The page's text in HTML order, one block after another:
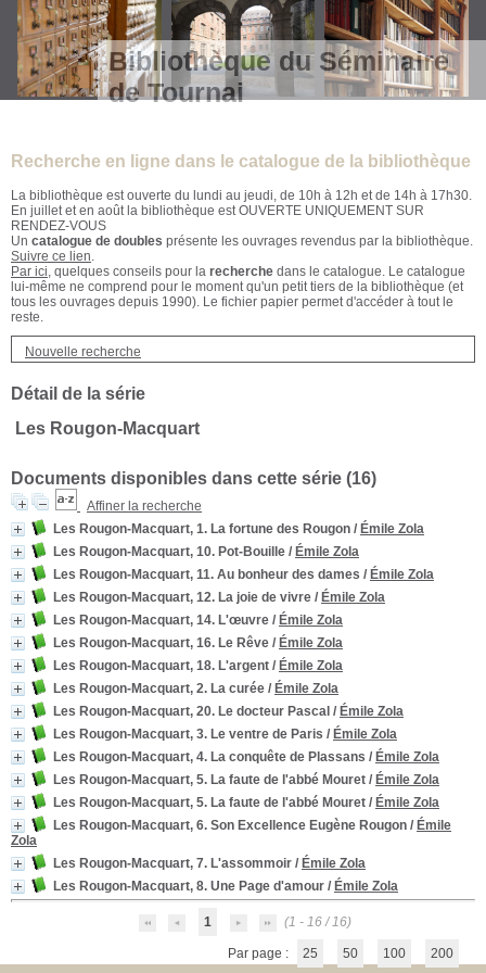
Bibliothèque du Séminaire
de Tournai
Recherche en ligne dans le catalogue de la bibliothèque
La bibliothèque est ouverte du lundi au jeudi, de 10h à 12h et de 14h à 17h30.
En juillet et en août la bibliothèque est OUVERTE UNIQUEMENT SUR
RENDEZ-VOUS
Un catalogue de doubles présente les ouvrages revendus par la bibliothèque.
Suivre ce lien.
Par ici, quelques conseils pour la recherche dans le catalogue. Le catalogue
lui-même ne comprend pour le moment qu'un petit tiers de la bibliothèque (et
tous les ouvrages depuis 1990). Le fichier papier permet d'accéder à tout le
reste.
Nouvelle recherche
Détail de la série
Les Rougon-Macquart
Documents disponibles dans cette série (16)
Affiner la recherche
Les Rougon-Macquart, 1. La fortune des Rougon / Émile Zola
Les Rougon-Macquart, 10. Pot-Bouille / Émile Zola
Les Rougon-Macquart, 11. Au bonheur des dames / Émile Zola
Les Rougon-Macquart, 12. La joie de vivre / Émile Zola
Les Rougon-Macquart, 14. L'œuvre / Émile Zola
Les Rougon-Macquart, 16. Le Rêve / Émile Zola
Les Rougon-Macquart, 18. L'argent / Émile Zola
Les Rougon-Macquart, 2. La curée / Émile Zola
Les Rougon-Macquart, 20. Le docteur Pascal / Émile Zola
Les Rougon-Macquart, 3. Le ventre de Paris / Émile Zola
Les Rougon-Macquart, 4. La conquête de Plassans / Émile Zola
Les Rougon-Macquart, 5. La faute de l'abbé Mouret / Émile Zola
Les Rougon-Macquart, 5. La faute de l'abbé Mouret / Émile Zola
Les Rougon-Macquart, 6. Son Excellence Eugène Rougon / Émile
Zola
Les Rougon-Macquart, 7. L'assommoir / Émile Zola
Les Rougon-Macquart, 8. Une Page d'amour / Émile Zola
1 (1 - 16 / 16)
Par page : 25 50 100 200